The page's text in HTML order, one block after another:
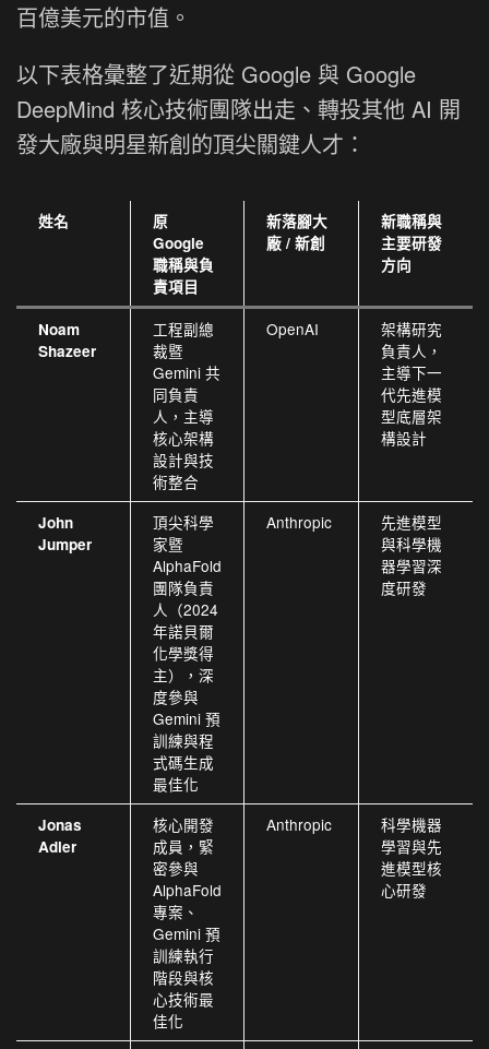
百億美元的市值。
以下表格彙整了近期從 Google 與 Google
DeepMind 核心技術團隊出走、轉投其他 AI 開
發大廠與明星新創的頂尖關鍵人才：
姓名
原
Google
職稱與負
責項目
新落腳大
廠 / 新創
新職稱與
主要研發
方向
Noam
Shazeer
工程副總
裁暨
Gemini 共
同負責
人，主導
核心架構
設計與技
術整合
OpenAI
架構研究
負責人，
主導下一
代先進模
型底層架
構設計
John
Jumper
頂尖科學
家暨
AlphaFold
團隊負責
人（2024
年諾貝爾
化學獎得
主），深
度參與
Gemini 預
訓練與程
式碼生成
最佳化
Anthropic
先進模型
與科學機
器學習深
度研發
Jonas
Adler
核心開發
成員，緊
密參與
AlphaFold
專案、
Gemini 預
訓練執行
階段與核
心技術最
佳化
Anthropic
科學機器
學習與先
進模型核
心研發